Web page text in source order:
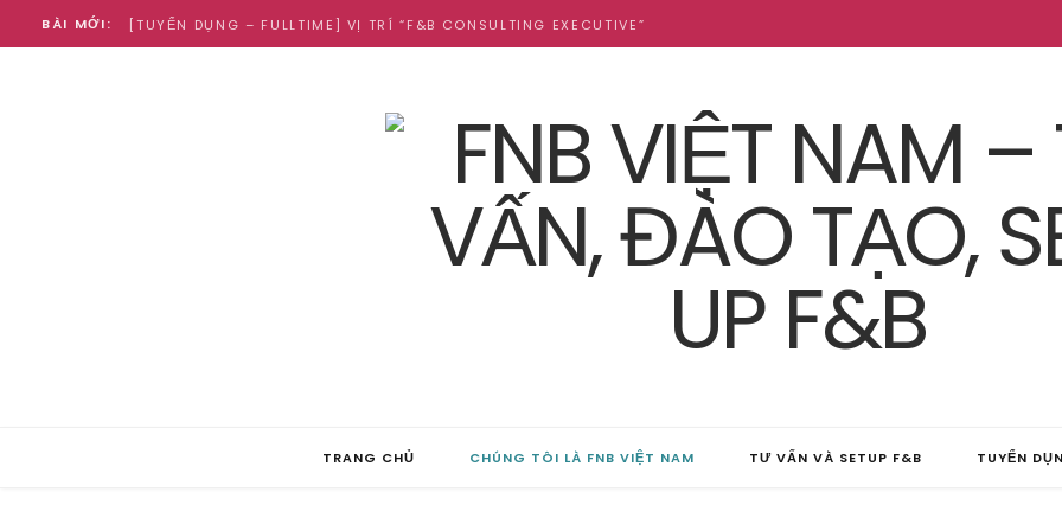
BÀI MỚI: [TUYỂN DỤNG – FULLTIME] VỊ TRÍ “F&B CONSULTING EXECUTIVE”
TRANG CHỦ CHÚNG TÔI LÀ FNB VIỆT NAM TƯ VẤN VÀ SETUP F&B TUYỂN